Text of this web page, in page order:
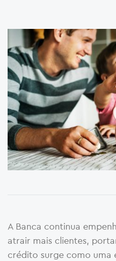
A Banca continua
atrair mais clientes,
crédito surge como uma